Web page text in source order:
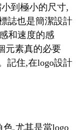
到極小的尺寸,
誌也是簡潔設計
和速度的感
元素真的必要
記住,在logo設計
色,尤其是當logo